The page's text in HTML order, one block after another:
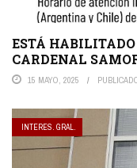
ESTÁ
CARDENAL
15 MAYO, 2025
INTERES. GRAL.